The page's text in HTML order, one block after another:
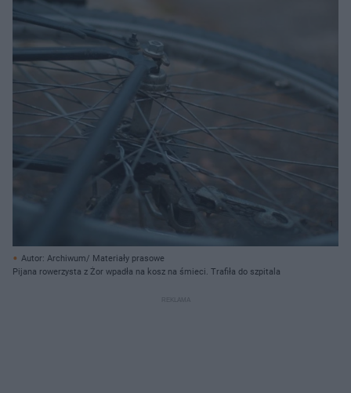
Autor: Archiwum/ Materiały prasowe
Pijana rowerzysta z Żor wpadła na kosz na śmieci. Trafiła do szpitala